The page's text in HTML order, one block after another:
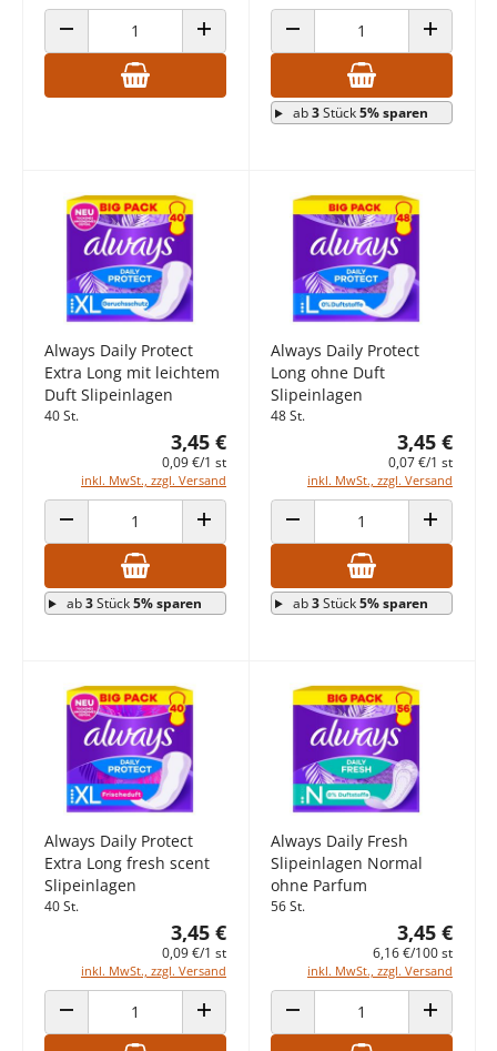
ANZAHL VERRINGERN ANZAHL ERHÖHENANZAHL VERRINGERN ANZAHL
ab3Stück5% sparen
Always Daily Protect
Extra Long mit leichtem
Duft Slipeinlagen
40 St.
3,45 €
0,09 €/1 st
inkl. MwSt., zzgl. Versand
ANZAHL VERRINGERN ANZAHL ERHÖHEN
ab3Stück5% sparen
Always Daily Protect
Long ohne Duft
Slipeinlagen
48 St.
3,45 €
0,07 €/1 st
inkl. MwSt., zzgl. Versand
ANZAHL VERRINGERN ANZAHL
ab3Stück5% sparen
Always Daily Protect
Extra Long fresh scent
Slipeinlagen
40 St.
3,45 €
0,09 €/1 st
inkl. MwSt., zzgl. Versand
ANZAHL VERRINGERN ANZAHL ERHÖHEN
Always Daily Fresh
Slipeinlagen Normal
ohne Parfum
56 St.
3,45 €
6,16 €/100 st
inkl. MwSt., zzgl. Versand
ANZAHL VERRINGERN ANZAHL